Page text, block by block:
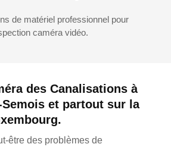
des Canalisations à
Semois et partout sur la
être des problèmes de
de matériel professionnel pour
caméra vidéo.